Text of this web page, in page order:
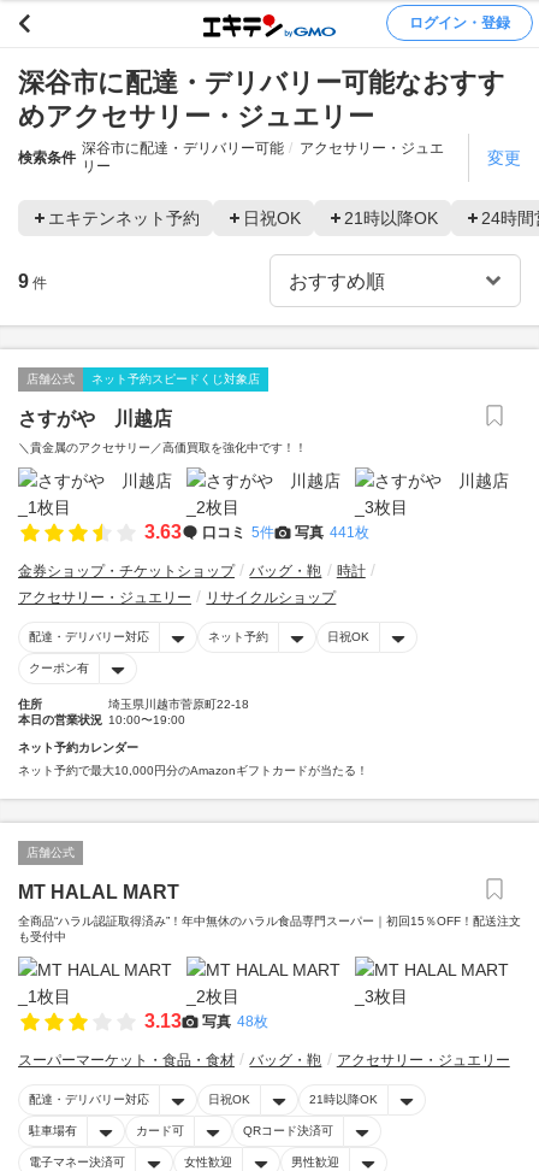
ログイン・登録
深谷市に配達・デリバリー可能なおすす
めアクセサリー・ジュエリー
検索条件
深谷市に配達・デリバリー可能
アクセサリー・ジュエ
リー
変更
エキテンネット予約 日祝OK 21時以降OK 24時間
9 件
店舗公式 ネット予約スピードくじ対象店
さすがや 川越店
＼貴金属のアクセサリー／高価買取を強化中です！！
3.63 口コミ 5件 写真 441枚
金券ショップ・チケットショップ バッグ・鞄
時計
アクセサリー・ジュエリー
リサイクルショップ
配達・デリバリー対応 ネット予約 日祝OK
クーポン有
住所
埼玉県川越市菅原町22-18
本日の営業状況 10:00〜19:00
ネット予約カレンダー
ネット予約で最大10,000円分のAmazonギフトカードが当たる！
店舗公式
MT HALAL MART
全商品“ハラル認証取得済み”！年中無休のハラル食品専門スーパー｜初回15％OFF！配送注文
も受付中
3.13 写真 48枚
スーパーマーケット・食品・食材 バッグ・鞄 アクセサリー・ジュエリー
配達・デリバリー対応 日祝OK 21時以降OK
駐車場有 カード可 QRコード決済可
電子マネー決済可 女性歓迎 男性歓迎